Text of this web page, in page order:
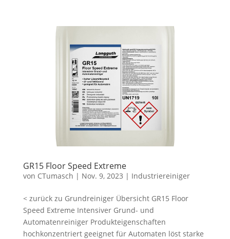
GR15 Floor Speed Extreme
von CTumasch | Nov. 9, 2023 | Industriereiniger
< zurück zu Grundreiniger Übersicht GR15 Floor
Speed Extreme Intensiver Grund- und
Automatenreiniger Produkteigenschaften
hochkonzentriert geeignet für Automaten löst starke